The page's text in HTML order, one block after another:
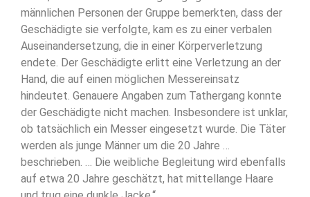
männlichen Personen der Gruppe bemerkten, dass der
Geschädigte sie verfolgte, kam es zu einer verbalen
Auseinandersetzung, die in einer Körperverletzung
endete. Der Geschädigte erlitt eine Verletzung an der
Hand, die auf einen möglichen Messereinsatz
hindeutet. Genauere Angaben zum Tathergang konnte
der Geschädigte nicht machen. Insbesondere ist unklar,
ob tatsächlich ein Messer eingesetzt wurde. Die Täter
werden als junge Männer um die 20 Jahre …
beschrieben. … Die weibliche Begleitung wird ebenfalls
auf etwa 20 Jahre geschätzt, hat mittellange Haare